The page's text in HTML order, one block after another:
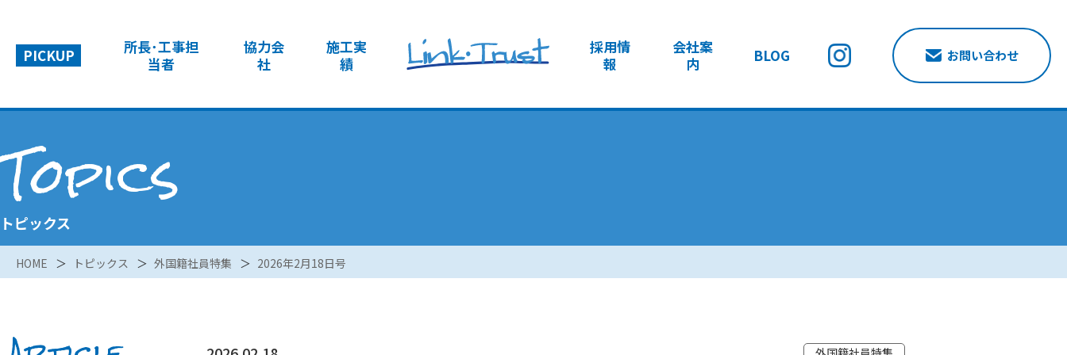
PICKUP
所長･工事担
当者
協力会
社
施工実
績
採用情
報
会社案
内
BLOG お問い合わせ
Topics
トピックス
HOME トピックス 外国籍社員特集 2026年2月18日号